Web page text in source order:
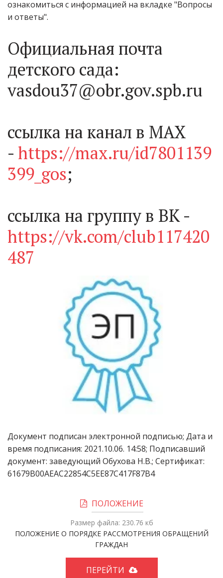
ознакомиться с информацией на вкладке "Вопросы
и ответы".
Официальная почта
детского сада:
vasdou37@obr.gov.spb.ru
ссылка на канал в МАХ
- https://max.ru/id7801139
399_gos;
ссылка на группу в ВК -
https://vk.com/club117420
487
Документ подписан электронной подписью; Дата и
время подписания: 2021.10.06. 14:58; Подписавший
документ: заведующий Обухова Н.В.; Сертификат:
61679B00AEAC22854C5EE87C417F87B4
ПОЛОЖЕНИЕ
Размер файла: 230.76 кб
ПОЛОЖЕНИЕ О ПОРЯДКЕ РАССМОТРЕНИЯ ОБРАЩЕНИЙ
ГРАЖДАН
ПЕРЕЙТИ